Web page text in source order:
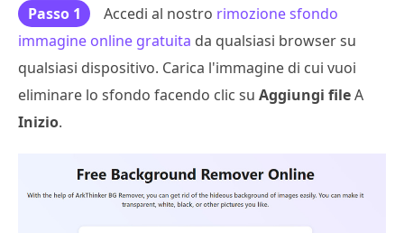
Passo 1 Accedi al nostro rimozione sfondo
immagine online gratuita da qualsiasi browser su
qualsiasi dispositivo. Carica l'immagine di cui vuoi
eliminare lo sfondo facendo clic su Aggiungi fileA
Inizio.